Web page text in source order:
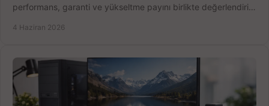
performans, garanti ve yükseltme payını birlikte değerlendirin,
4 Haziran 2026